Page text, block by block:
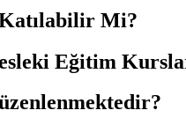
Mi?
Eğitim